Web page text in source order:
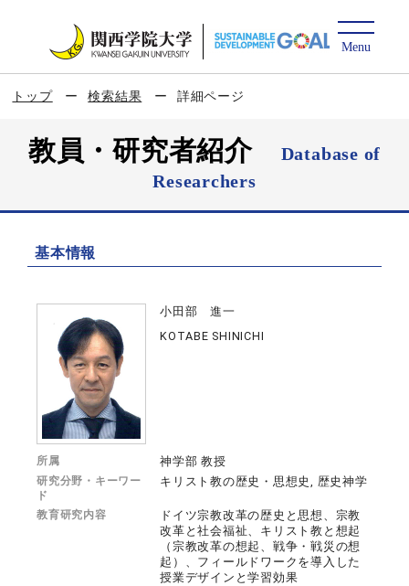
トップ 検索結果 詳細ページ
教員・研究者紹介
Database of
Researchers
基本情報
小田部 進一
KOTABE SHINICHI
所属 神学部 教授
研究分野・キーワー
ド
キリスト教の歴史・思想史, 歴史神学
教育研究内容
ドイツ宗教改革の歴史と思想、宗教
改革と社会福祉、キリスト教と想起
（宗教改革の想起、戦争・戦災の想
起）、フィールドワークを導入した
授業デザインと学習効果